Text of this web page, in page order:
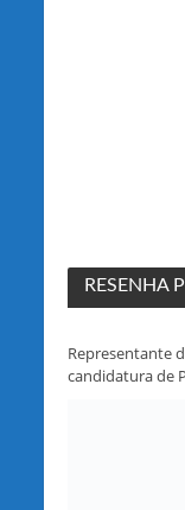
RESENHA
Representante
candidatura de